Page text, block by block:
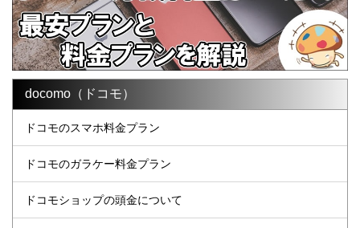
docomo（ドコモ）
ドコモのスマホ料金プラン
ドコモのガラケー料金プラン
ドコモショップの頭金について